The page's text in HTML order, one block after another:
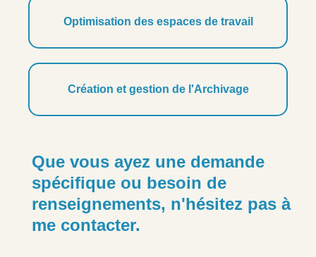
Optimisation des espaces de travail
Création et gestion de l'Archivage
Que vous ayez une demande
spécifique ou besoin de
renseignements, n'hésitez pas à
me contacter.